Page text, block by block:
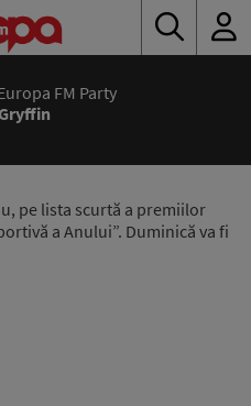
FM Party
pe lista scurtă a premiilor
a Anului”. Duminică va fi